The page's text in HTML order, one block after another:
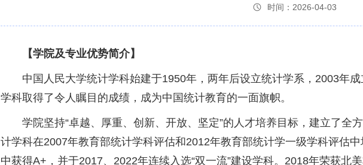
时间：2026-04-03
【学院及专业优势简介】
中国人民大学统计学科始建于1950年，两年后设立统计学系，2003年
学科取得了令人瞩目的成绩，成为中国统计教育的一面旗帜。
学院坚持“卓越、厚重、创新、开放、坚定”的人才培养目标，建立了全
计学科在2007年教育部统计学科评估和2012年教育部统计学一级学科评估
中获得A+，并于2017、2022年连续入选“双一流”建设学科。2018年荣获北